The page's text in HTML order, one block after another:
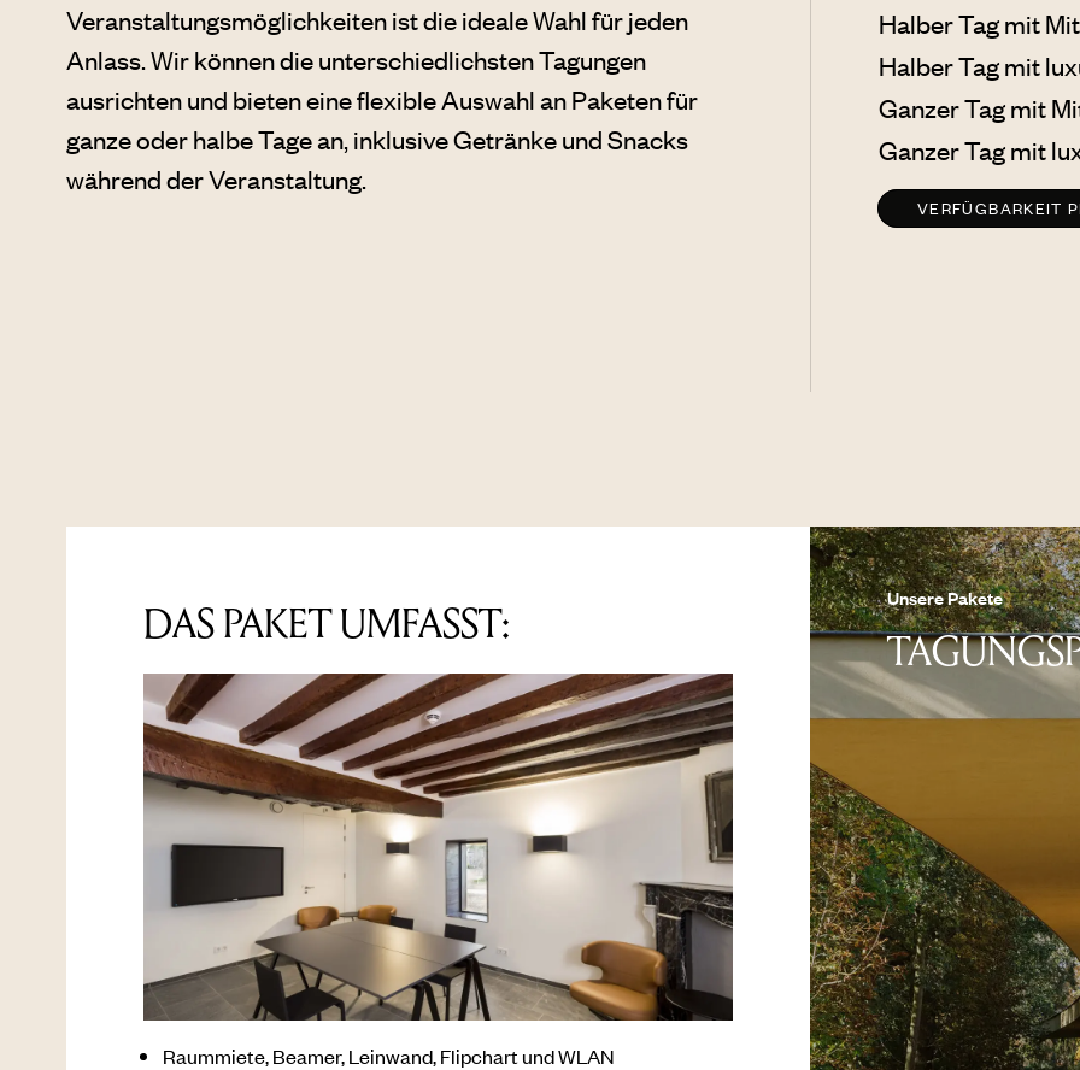
Veranstaltungsmöglichkeiten ist die ideale Wahl für jeden
Anlass. Wir können die unterschiedlichsten Tagungen
ausrichten und bieten eine flexible Auswahl an Paketen für
ganze oder halbe Tage an, inklusive Getränke und Snacks
während der Veranstaltung.
Halber Tag mit
Halber Tag mit
Ganzer Tag mit
Ganzer Tag mit
VERFÜGBARKEIT
Unsere Pakete
DAS PAKET UMFASST:
Raummiete, Beamer, Leinwand, Flipchart und WLAN